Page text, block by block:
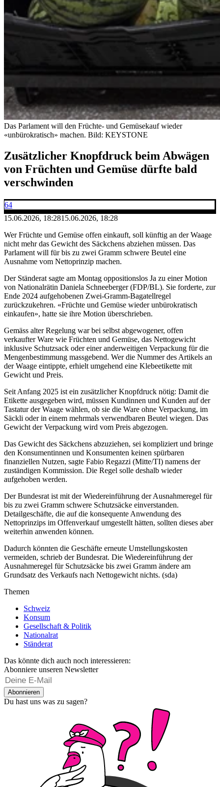
Das Parlament will den Früchte- und Gemüsekauf wieder
«unbürokratisch» machen. Bild: KEYSTONE
Zusätzlicher Knopfdruck beim Abwägen
von Früchten und Gemüse dürfte bald
verschwinden
64
15.06.2026, 18:2815.06.2026, 18:28
Wer Früchte und Gemüse offen einkauft, soll künftig an der Waage
nicht mehr das Gewicht des Säckchens abziehen müssen. Das
Parlament will für bis zu zwei Gramm schwere Beutel eine
Ausnahme vom Nettoprinzip machen.
Der Ständerat sagte am Montag oppositionslos Ja zu einer Motion
von Nationalrätin Daniela Schneeberger (FDP/BL). Sie forderte, zur
Ende 2024 aufgehobenen Zwei-Gramm-Bagatellregel
zurückzukehren. «Früchte und Gemüse wieder unbürokratisch
einkaufen», hatte sie ihre Motion überschrieben.
Gemäss alter Regelung war bei selbst abgewogener, offen
verkaufter Ware wie Früchten und Gemüse, das Nettogewicht
inklusive Schutzsack oder einer anderweitigen Verpackung für die
Mengenbestimmung massgebend. Wer die Nummer des Artikels an
der Waage eintippte, erhielt umgehend eine Klebeetikette mit
Gewicht und Preis.
Seit Anfang 2025 ist ein zusätzlicher Knopfdruck nötig: Damit die
Etikette ausgegeben wird, müssen Kundinnen und Kunden auf der
Tastatur der Waage wählen, ob sie die Ware ohne Verpackung, im
Säckli oder in einem mehrmals verwendbaren Beutel wiegen. Das
Gewicht der Verpackung wird vom Preis abgezogen.
Das Gewicht des Säckchens abzuziehen, sei kompliziert und bringe
den Konsumentinnen und Konsumenten keinen spürbaren
finanziellen Nutzen, sagte Fabio Regazzi (Mitte/TI) namens der
zuständigen Kommission. Die Regel solle deshalb wieder
aufgehoben werden.
Der Bundesrat ist mit der Wiedereinführung der Ausnahmeregel für
bis zu zwei Gramm schwere Schutzsäcke einverstanden.
Detailgeschäfte, die auf die konsequente Anwendung des
Nettoprinzips im Offenverkauf umgestellt hätten, sollten dieses aber
weiterhin anwenden können.
Dadurch könnten die Geschäfte erneute Umstellungskosten
vermeiden, schrieb der Bundesrat. Die Wiedereinführung der
Ausnahmeregel für Schutzsäcke bis zwei Gramm ändere am
Grundsatz des Verkaufs nach Nettogewicht nichts. (sda)
Themen
Schweiz
Konsum
Gesellschaft & Politik
Nationalrat
Ständerat
Das könnte dich auch noch interessieren:
Abonniere unseren Newsletter
Abonnieren
Du hast uns was zu sagen?